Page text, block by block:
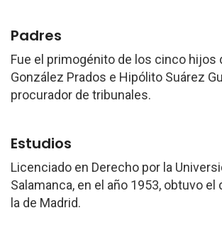
Padres
Fue el primogénito de los cinco hijos
González Prados e Hipólito Suárez
procurador de tribunales.
Estudios
Licenciado en Derecho por la
Salamanca, en el año 1953, obtuvo
la de Madrid.